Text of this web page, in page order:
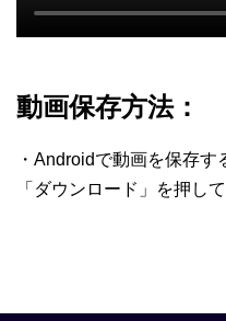
動画保存方法：
・Androidで動画を保存
「ダウンロード」を押し